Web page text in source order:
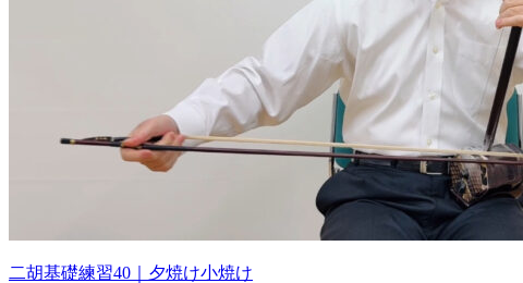
二胡基礎練習40｜夕焼け小焼け